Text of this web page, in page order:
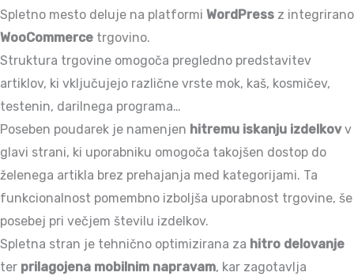
Spletno mesto deluje na platformi WordPress z integrirano
WooCommerce trgovino.
Struktura trgovine omogoča pregledno predstavitev
artiklov, ki vključujejo različne vrste mok, kaš, kosmičev,
testenin, darilnega programa…
Poseben poudarek je namenjen hitremu iskanju izdelkovv
glavi strani, ki uporabniku omogoča takojšen dostop do
želenega artikla brez prehajanja med kategorijami. Ta
funkcionalnost pomembno izboljša uporabnost trgovine, še
posebej pri večjem številu izdelkov.
Spletna stran je tehnično optimizirana za hitro delovanje
ter prilagojena mobilnim napravam, kar zagotavlja